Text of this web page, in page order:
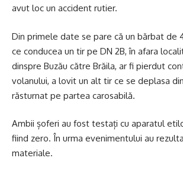
avut loc un accident rutier.
Din primele date se pare că un bărbat de
ce conducea un tir pe DN 2B, în afara
dinspre Buzău către Brăila, ar fi pierdut
volanului, a lovit un alt tir ce se deplasa
răsturnat pe partea carosabilă.
Ambii șoferi au fost testați cu aparatul
fiind zero. În urma evenimentului au
materiale.